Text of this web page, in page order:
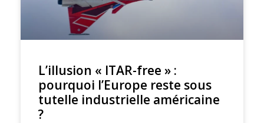
L’illusion « ITAR-free » :
pourquoi l’Europe reste sous
tutelle industrielle américaine
?